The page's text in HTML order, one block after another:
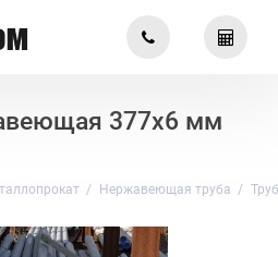
377х6 мм
Нержавеющая труба